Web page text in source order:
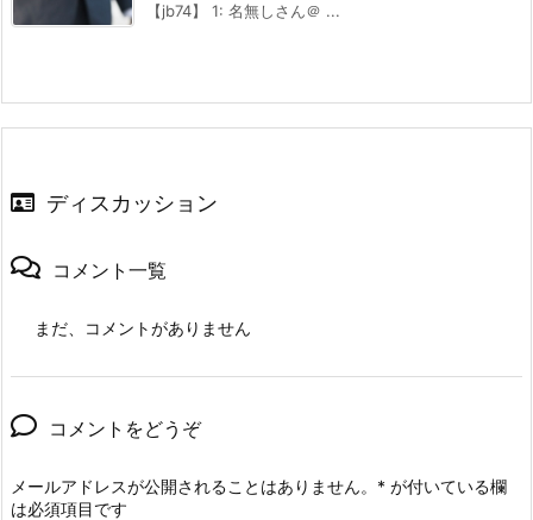
【jb74】 1: 名無しさん＠ ...
ディスカッション
コメント一覧
まだ、コメントがありません
コメントをどうぞ
メールアドレスが公開されることはありません。 * が付いている欄
は必須項目です